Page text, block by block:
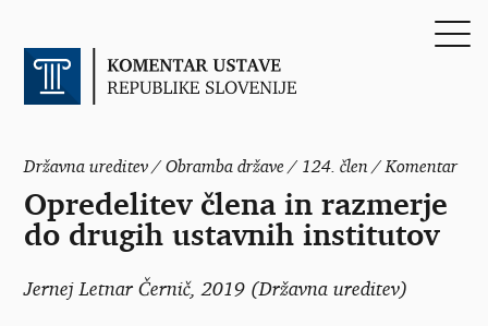
Državna ureditev / Obramba države / 124. člen / Komentar
Opredelitev člena in razmerje
do drugih ustavnih institutov
Jernej Letnar Černič, 2019 (Državna ureditev)